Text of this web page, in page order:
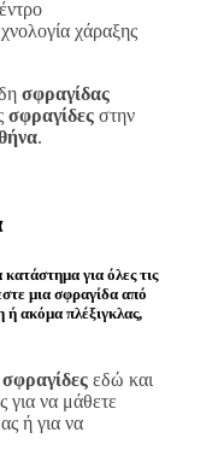
χάραξης
σφραγίδας
σφραγίδες στην
.
κατάστημα για όλες τις
μιασφραγίδα από
ή ακόμα πλέξιγκλας,
σφραγίδες εδώ και
για να μάθετε
ή για να